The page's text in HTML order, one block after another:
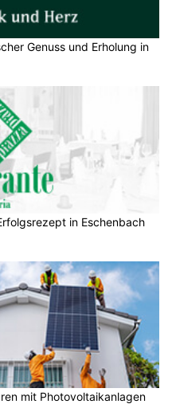
Genuss und Erholung in
in Eschenbach
mit Photovoltaikanlagen